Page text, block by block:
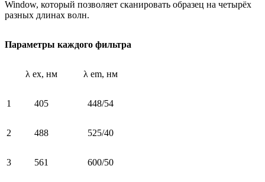
Window, который позволяет сканировать образец на четырёх
разных длинах волн.
Параметры каждого фильтра
λ ex, нм λ em, нм
1 405 448/54
2 488 525/40
3 561 600/50